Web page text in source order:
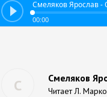
Смеляков Ярослав -
00:00
С Смеляков
Читает Л.